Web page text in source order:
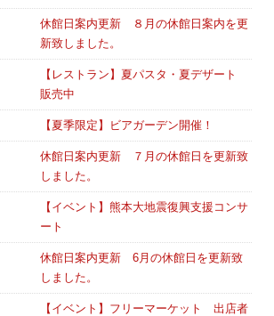
休館日案内更新 ８月の休館日案内を更
新致しました。
【レストラン】夏パスタ・夏デザート
販売中
【夏季限定】ビアガーデン開催！
休館日案内更新 ７月の休館日を更新致
しました。
【イベント】熊本大地震復興支援コンサ
ート
休館日案内更新 6月の休館日を更新致
しました。
【イベント】フリーマーケット 出店者